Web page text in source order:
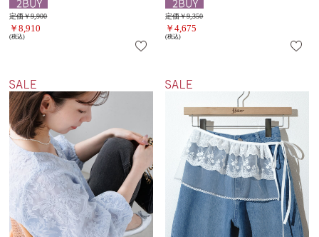
定価￥9,900
￥8,910
(税込)
定価￥9,350
￥4,675
(税込)